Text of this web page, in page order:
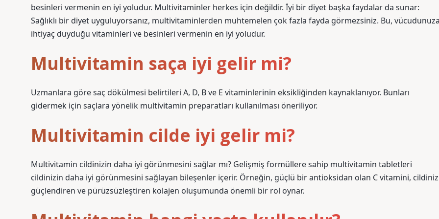
besinleri vermenin en iyi yoludur. Multivitaminler herkes için değildir. İyi bir diyet başka faydalar da sunar:
Sağlıklı bir diyet uyguluyorsanız, multivitaminlerden muhtemelen çok fazla fayda görmezsiniz. Bu,
ihtiyaç duyduğu vitaminleri ve besinleri vermenin en iyi yoludur.
Multivitamin saça iyi gelir mi?
Uzmanlara göre saç dökülmesi belirtileri A, D, B ve E vitaminlerinin eksikliğinden kaynaklanıyor. Bunları
gidermek için saçlara yönelik multivitamin preparatları kullanılması öneriliyor.
Multivitamin cilde iyi gelir mi?
Multivitamin cildinizin daha iyi görünmesini sağlar mı? Gelişmiş formüllere sahip multivitamin tabletleri
cildinizin daha iyi görünmesini sağlayan bileşenler içerir. Örneğin, güçlü bir antioksidan olan C vitamini,
güçlendiren ve pürüzsüzleştiren kolajen oluşumunda önemli bir rol oynar.